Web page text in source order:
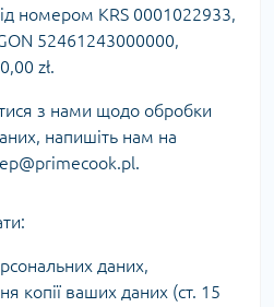
номером KRS 0001022933,
52461243000000,
zł.
з нами щодо обробки
напишіть нам на
даних,
копії ваших даних (ст. 15